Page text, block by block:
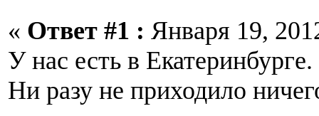
« Ответ #1 : Января 19,
У нас есть в
Ни разу не приходило